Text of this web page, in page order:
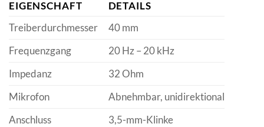
EIGENSCHAFT
DETAILS
Treiberdurchmesser
40 mm
Frequenzgang
20 Hz – 20 kHz
Impedanz
32 Ohm
Mikrofon
Abnehmbar, unidirektional
Anschluss
3,5-mm-Klinke